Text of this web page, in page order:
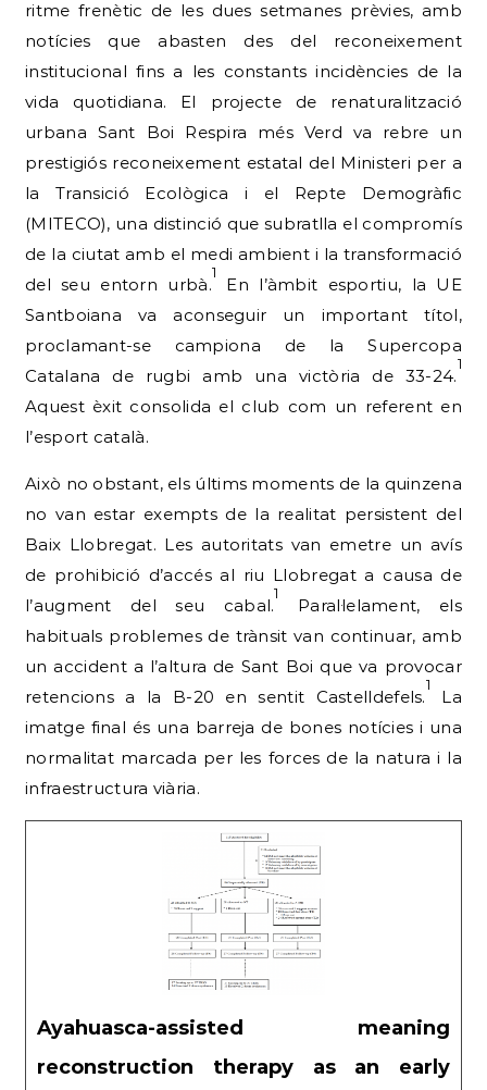
ritme frenètic de les dues setmanes prèvies, amb
notícies que abasten des del reconeixement
institucional fins a les constants incidències de la
vida quotidiana. El projecte de renaturalització
urbana Sant Boi Respira més Verd va rebre un
prestigiós reconeixement estatal del Ministeri per a
la Transició Ecològica i el Repte Demogràfic
(MITECO), una distinció que subratlla el compromís
de la ciutat amb el medi ambient i la transformació
del seu entorn urbà.
1
En l’àmbit esportiu, la UE
Santboiana va aconseguir un important títol,
proclamant-se campiona de la Supercopa
Catalana de rugbi amb una victòria de 33-24.
1
Aquest èxit consolida el club com un referent en
l’esport català.
Això no obstant, els últims moments de la quinzena
no van estar exempts de la realitat persistent del
Baix Llobregat. Les autoritats van emetre un avís
de prohibició d’accés al riu Llobregat a causa de
l’augment del seu cabal.
1
Paral·lelament, els
habituals problemes de trànsit van continuar, amb
un accident a l’altura de Sant Boi que va provocar
retencions a la B-20 en sentit Castelldefels.
1
La
imatge final és una barreja de bones notícies i una
normalitat marcada per les forces de la natura i la
infraestructura viària.
Ayahuasca-assisted meaning
reconstruction therapy as an early